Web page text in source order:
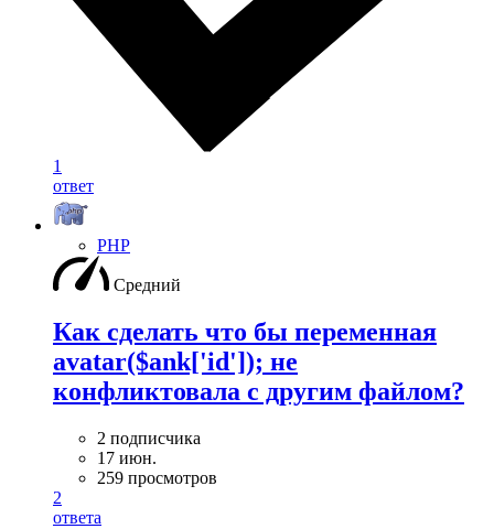
1
ответ
PHP
Средний
Как сделать что бы переменная
avatar($ank['id']); не
конфликтовала с другим файлом?
2 подписчика
17 июн.
259 просмотров
2
ответа